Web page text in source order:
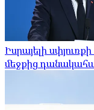
Իսրայելի
մեջքից